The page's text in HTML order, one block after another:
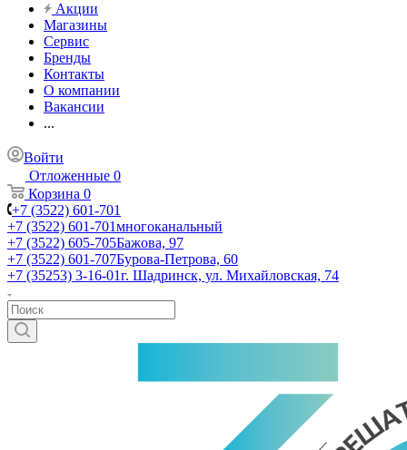
Акции
Магазины
Сервис
Бренды
Контакты
О компании
Вакансии
...
Войти
Отложенные 0
Корзина 0
+7 (3522) 601-701
+7 (3522) 601-701многоканальный
+7 (3522) 605-705Бажова, 97
+7 (3522) 601-707Бурова-Петрова, 60
+7 (35253) 3-16-01г. Шадринск, ул. Михайловская, 74